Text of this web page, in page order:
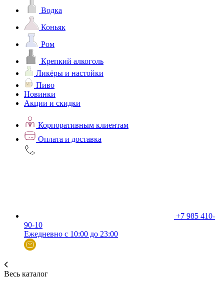
Водка
Коньяк
Ром
Крепкий алкоголь
Ликёры и настойки
Пиво
Новинки
Акции и скидки
Корпоративным клиентам
Оплата и доставка
+7 985 410-
90-10
Ежедневно с 10:00 до 23:00
Весь каталог